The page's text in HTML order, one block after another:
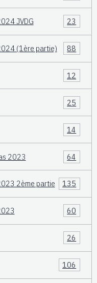
JVDG 23
(1ère partie) 88
12
25
14
2023 64
2ème partie 135
60
26
106